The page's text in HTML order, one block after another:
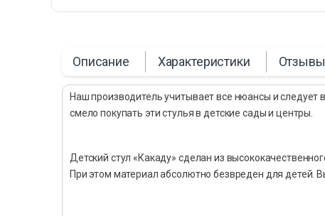
Описание Характеристики Отзывы
Наш производитель учитывает все нюансы и
смело покупать эти стулья в детские сады и центры.
Детский стул «Какаду» сделан из
При этом материал абсолютно безвреден для детей.